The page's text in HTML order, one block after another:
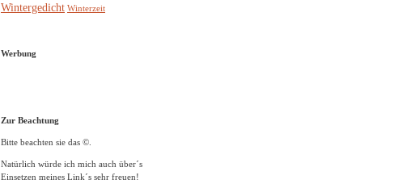
Wintergedicht Winterzeit
Werbung
Zur Beachtung
Bitte beachten sie das ©.
Natürlich würde ich mich auch über´s
Einsetzen meines Link´s sehr freuen!